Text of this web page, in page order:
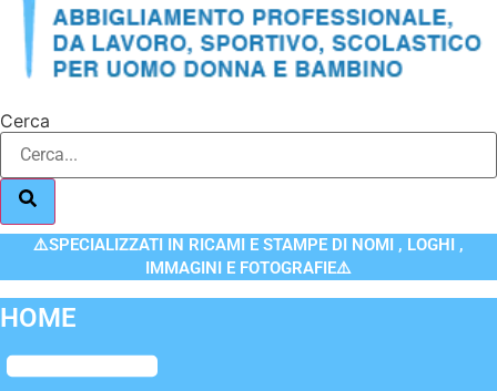
Cerca
⚠️SPECIALIZZATI IN RICAMI E STAMPE DI NOMI , LOGHI ,
IMMAGINI E FOTOGRAFIE⚠️
HOME
Flyout
Menu